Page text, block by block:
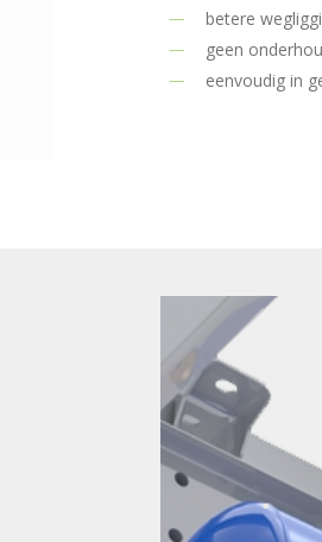
betere
geen
eenvoudig in